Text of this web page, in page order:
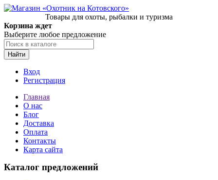
Товары для охоты, рыбалки и туризма
Корзина ждет
Выберите любое предложение
Найти
Вход
Регистрация
Главная
О нас
Блог
Доставка
Оплата
Контакты
Карта сайта
Каталог предложений